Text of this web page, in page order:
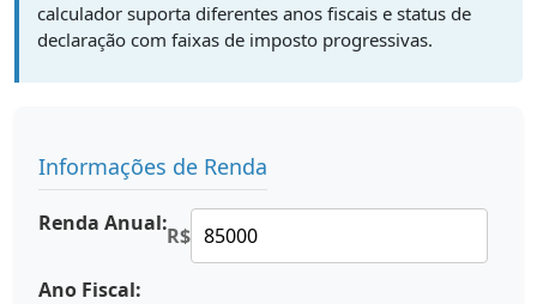
calculador suporta diferentes anos fiscais e status de
declaração com faixas de imposto progressivas.
Informações de Renda
Renda Anual:R$
Ano Fiscal: